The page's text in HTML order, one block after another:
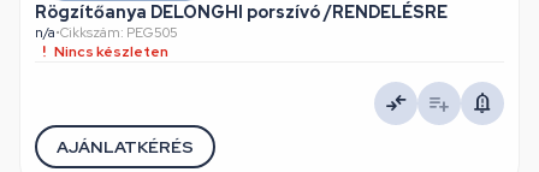
Rögzítőanya DELONGHI porszívó /RENDELÉSRE
n/a•Cikkszám: PEG505
Nincs készleten
AJÁNLATKÉRÉS